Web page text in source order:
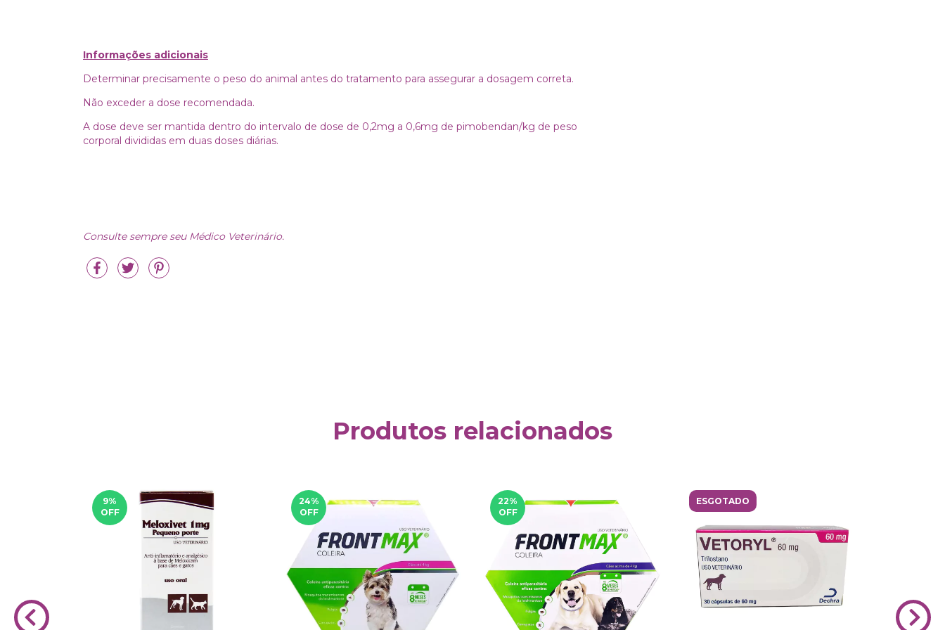
Informações adicionais
Determinar precisamente o peso do animal antes do tratamento para assegurar a dosagem correta.
Não exceder a dose recomendada.
A dose deve ser mantida dentro do intervalo de dose de 0,2mg a 0,6mg de pimobendan/kg de peso
corporal divididas em duas doses diárias.
Consulte sempre seu Médico Veterinário.
Produtos relacionados
9%
OFF
24%
OFF
22%
OFF
ESGOTADO